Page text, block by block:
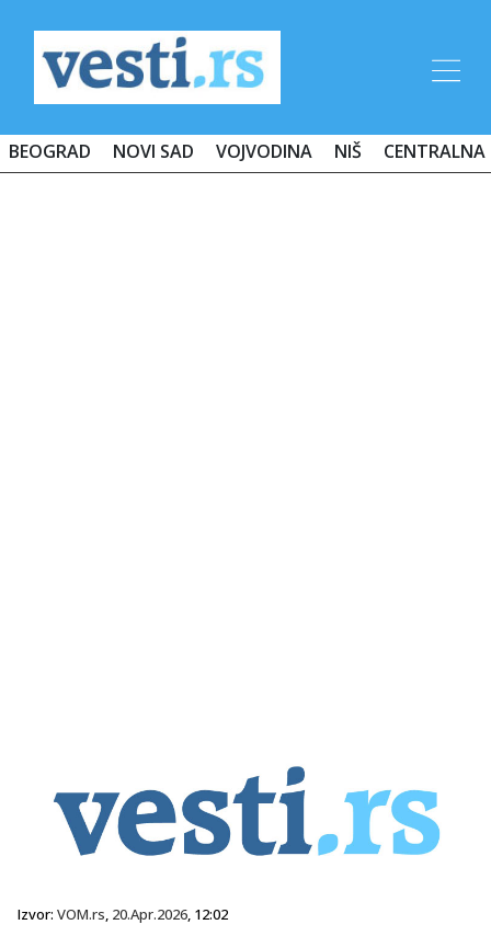
BEOGRAD NOVI SAD VOJVODINA NIŠ CENTRALNA
Izvor: VOM.rs, 20.Apr.2026, 12:02